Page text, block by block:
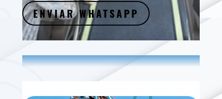
ENVIAR WHATSAPP